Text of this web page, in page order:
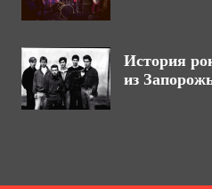
История
из